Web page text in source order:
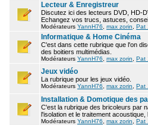
Lecteur & Enregistreur
Discutez ici des lecteurs DVD, HD-
Echangez vos trucs, astuces,
Modérateurs YannH76 max zorin Pat
Informatique & Home Cinéma
C'est dans cette rubrique que l'on
des boitiers multimédias.
Modérateurs YannH76 max zorin Pat
Jeux vidéo
La rubrique pour les jeux vidéo.
Modérateurs YannH76 max zorin Pat
Installation & Domotique des
C'est la rubrique des bricoleurs par
l'isolation et le traitement
Modérateurs YannH76 max zorin Pat